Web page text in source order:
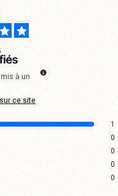
à un
ce site
1
0
0
0
0